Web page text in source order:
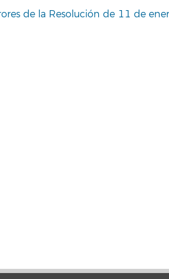
de la Resolución de 11 de